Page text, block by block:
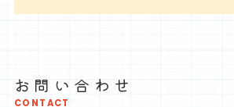
お問い合わせ
CONTACT